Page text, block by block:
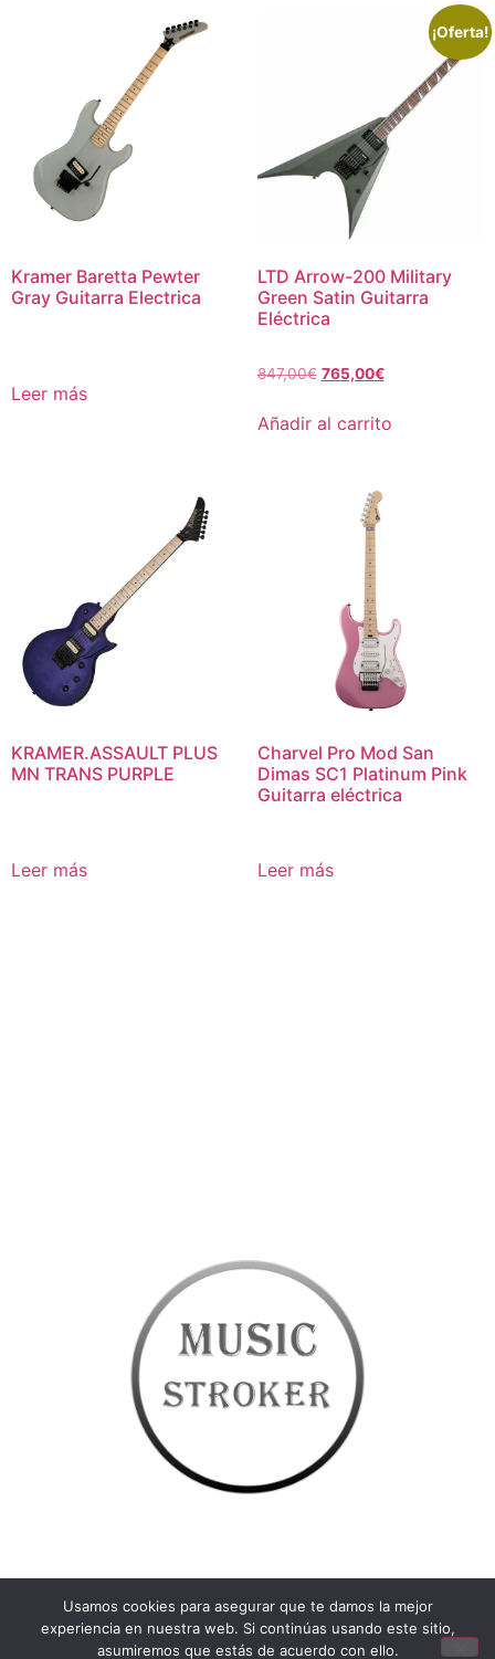
Kramer Baretta Pewter
Gray Guitarra Electrica
Leer más
¡Oferta!
LTD Arrow-200 Military
Green Satin Guitarra
Eléctrica
847,00€ 765,00€
Añadir al carrito
KRAMER.ASSAULT PLUS
MN TRANS PURPLE
Leer más
Charvel Pro Mod San
Dimas SC1 Platinum Pink
Guitarra eléctrica
Leer más
Usamos cookies para asegurar que te damos la mejor
experiencia en nuestra web. Si continúas usando este sitio,
asumiremos que estás de acuerdo con ello.